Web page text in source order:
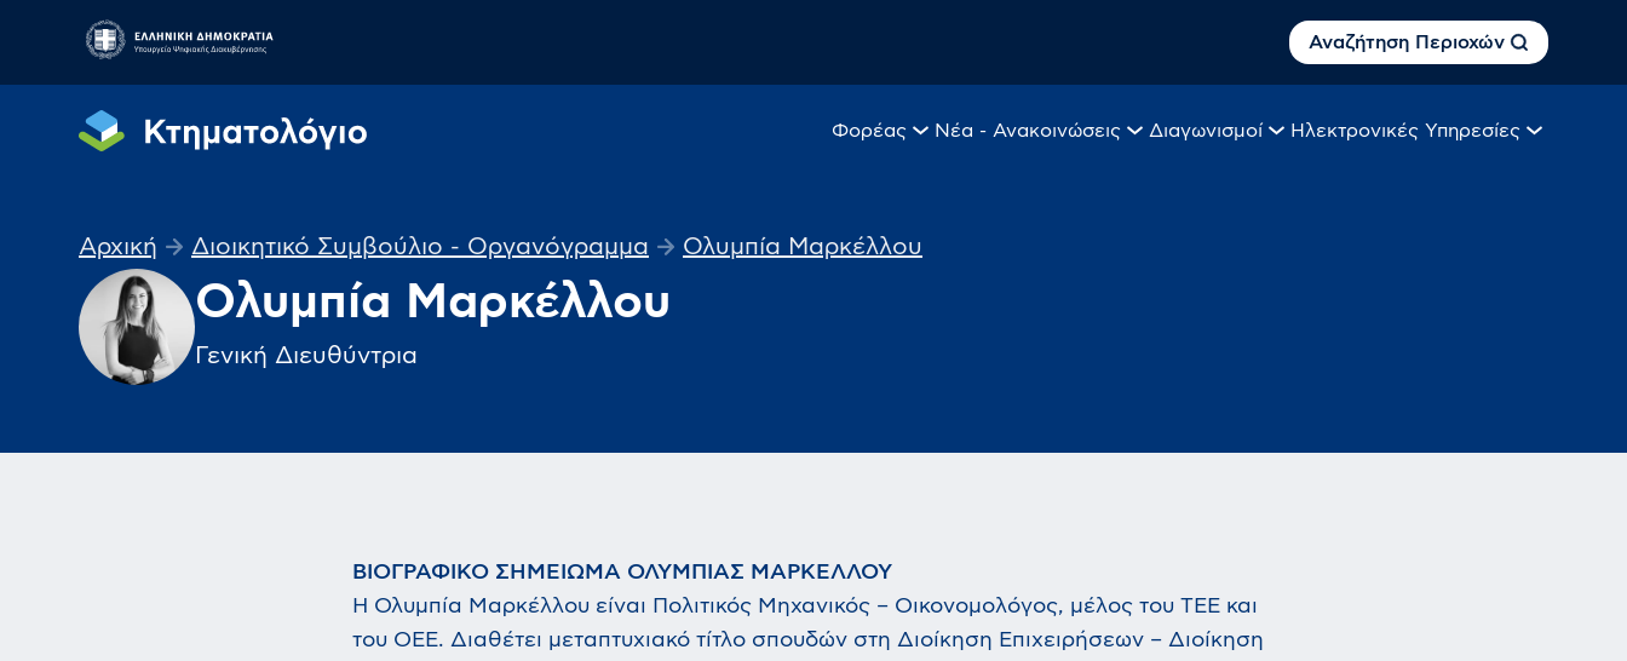
Αναζήτηση Περιοχών
Φορέας Νέα - Ανακοινώσεις Διαγωνισμοί Ηλεκτρονικές Υπηρεσίες
Αρχική Διοικητικό Συμβούλιο - Οργανόγραμμα Ολυμπία Μαρκέλλου
Ολυμπία Μαρκέλλου
Γενική Διευθύντρια
ΒΙΟΓΡΑΦΙΚΟ ΣΗΜΕΙΩΜΑ ΟΛΥΜΠΙΑΣ ΜΑΡΚΕΛΛΟΥ
Η Ολυμπία Μαρκέλλου είναι Πολιτικός Μηχανικός – Οικονομολόγος, μέλος του ΤΕΕ και
του ΟΕΕ. Διαθέτει μεταπτυχιακό τίτλο σπουδών στη Διοίκηση Επιχειρήσεων – Διοίκηση